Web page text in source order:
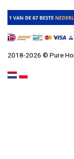
2018-2026 © Pure